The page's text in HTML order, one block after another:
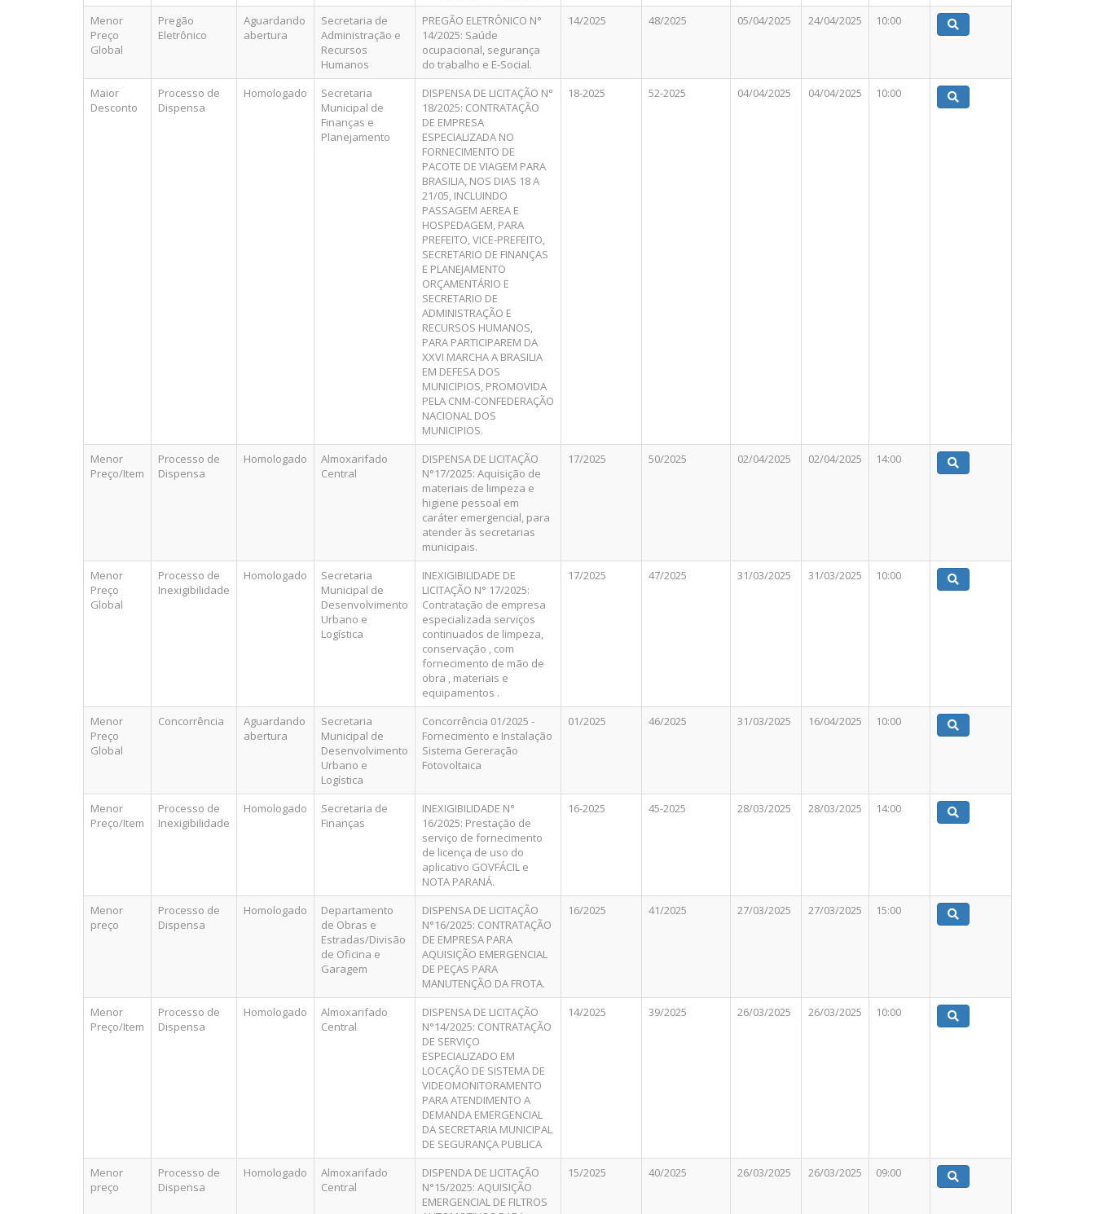
Menor
Preço
Global
Pregão
Eletrônico
Aguardando
abertura
Secretaria de
Administração e
Recursos
Humanos
PREGÃO ELETRÔNICO N°
14/2025: Saúde
ocupacional, segurança
do trabalho e E-Social.
14/2025 48/2025 05/04/2025 24/04/2025 10:00
Maior
Desconto
Processo de
Dispensa
Homologado
Secretaria
Municipal de
Finanças e
Planejamento
DISPENSA DE LICITAÇÃO N°
18/2025: CONTRATAÇÃO
DE EMPRESA
ESPECIALIZADA NO
FORNECIMENTO DE
PACOTE DE VIAGEM PARA
BRASILIA, NOS DIAS 18 A
21/05, INCLUINDO
PASSAGEM AEREA E
HOSPEDAGEM, PARA
PREFEITO, VICE-PREFEITO,
SECRETARIO DE FINANÇAS
E PLANEJAMENTO
ORÇAMENTÁRIO E
SECRETARIO DE
ADMINISTRAÇÃO E
RECURSOS HUMANOS,
PARA PARTICIPAREM DA
XXVI MARCHA A BRASILIA
EM DEFESA DOS
MUNICIPIOS, PROMOVIDA
PELA CNM-CONFEDERAÇÃO
NACIONAL DOS
MUNICIPIOS.
18-2025 52-2025 04/04/2025 04/04/2025 10:00
Menor
Preço/Item
Processo de
Dispensa
Homologado
Almoxarifado
Central
DISPENSA DE LICITAÇÃO
N°17/2025: Aquisição de
materiais de limpeza e
higiene pessoal em
caráter emergencial, para
atender às secretarias
municipais.
17/2025 50/2025 02/04/2025 02/04/2025 14:00
Menor
Preço
Global
Processo de
Inexigibilidade
Homologado
Secretaria
Municipal de
Desenvolvimento
Urbano e
Logística
INEXIGIBILIDADE DE
LICITAÇÃO N° 17/2025:
Contratação de empresa
especializada serviços
continuados de limpeza,
conservação , com
fornecimento de mão de
obra , materiais e
equipamentos .
17/2025 47/2025 31/03/2025 31/03/2025 10:00
Menor
Preço
Global
Concorrência
Aguardando
abertura
Secretaria
Municipal de
Desenvolvimento
Urbano e
Logística
Concorrência 01/2025 -
Fornecimento e Instalação
Sistema Gereração
Fotovoltaica
01/2025 46/2025 31/03/2025 16/04/2025 10:00
Menor
Preço/Item
Processo de
Inexigibilidade
Homologado
Secretaria de
Finanças
INEXIGIBILIDADE N°
16/2025: Prestação de
serviço de fornecimento
de licença de uso do
aplicativo GOVFÁCIL e
NOTA PARANÁ.
16-2025 45-2025 28/03/2025 28/03/2025 14:00
Menor
preço
Processo de
Dispensa
Homologado
Departamento
de Obras e
Estradas/Divisão
de Oficina e
Garagem
DISPENSA DE LICITAÇÃO
N°16/2025: CONTRATAÇÃO
DE EMPRESA PARA
AQUISIÇÃO EMERGENCIAL
DE PEÇAS PARA
MANUTENÇÃO DA FROTA.
16/2025 41/2025 27/03/2025 27/03/2025 15:00
Menor
Preço/Item
Processo de
Dispensa
Homologado
Almoxarifado
Central
DISPENSA DE LICITAÇÃO
N°14/2025: CONTRATAÇÃO
DE SERVIÇO
ESPECIALIZADO EM
LOCAÇÃO DE SISTEMA DE
VIDEOMONITORAMENTO
PARA ATENDIMENTO A
DEMANDA EMERGENCIAL
DA SECRETARIA MUNICIPAL
DE SEGURANÇA PUBLICA
14/2025 39/2025 26/03/2025 26/03/2025 10:00
Menor
preço
Processo de
Dispensa
Homologado
Almoxarifado
Central
DISPENDA DE LICITAÇÃO
N°15/2025: AQUISIÇÃO
EMERGENCIAL DE FILTROS
15/2025 40/2025 26/03/2025 26/03/2025 09:00